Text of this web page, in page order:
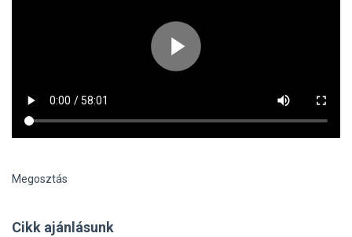
Megosztás
Cikk ajánlásunk